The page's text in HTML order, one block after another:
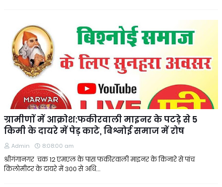
ग्रामीणाें में आक्राेश:फकीरवाली माइनर के पटड़े से 5
किमी के दायरे में पेड़ काटे, बिश्नोई समाज में रोष
Admin 8:08:00 am
श्रीगंगानगर चक 12 एमएल के पास फकीरवाली माइनर के किनारे से पांच
किलाेमीटर के दायरे में 300 से अधि…